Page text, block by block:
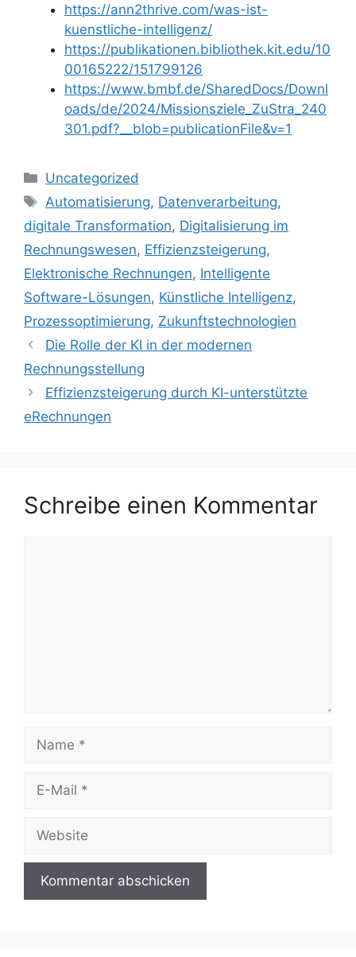
https://ann2thrive.com/was-ist-
kuenstliche-intelligenz/
https://publikationen.bibliothek.kit.edu/10
00165222/151799126
https://www.bmbf.de/SharedDocs/Downl
oads/de/2024/Missionsziele_ZuStra_240
301.pdf?__blob=publicationFile&v=1
Kategorien
Uncategorized
Schlagwörter
Automatisierung, Datenverarbeitung,
digitale Transformation, Digitalisierung im
Rechnungswesen, Effizienzsteigerung,
Elektronische Rechnungen, Intelligente
Software-Lösungen, Künstliche Intelligenz,
Prozessoptimierung, Zukunftstechnologien
Die Rolle der KI in der modernen
Rechnungsstellung
Effizienzsteigerung durch KI-unterstützte
eRechnungen
Schreibe einen Kommentar
Name
Website